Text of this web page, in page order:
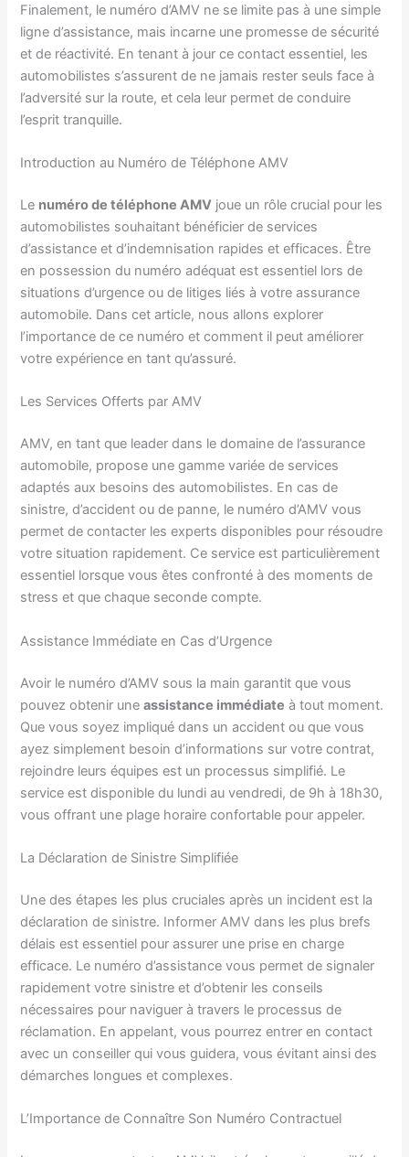
Finalement, le numéro d’AMV ne se limite pas à une simple
ligne d’assistance, mais incarne une promesse de sécurité
et de réactivité. En tenant à jour ce contact essentiel, les
automobilistes s’assurent de ne jamais rester seuls face à
l’adversité sur la route, et cela leur permet de conduire
l’esprit tranquille.
Introduction au Numéro de Téléphone AMV
Le numéro de téléphone AMV joue un rôle crucial pour les
automobilistes souhaitant bénéficier de services
d’assistance et d’indemnisation rapides et efficaces. Être
en possession du numéro adéquat est essentiel lors de
situations d’urgence ou de litiges liés à votre assurance
automobile. Dans cet article, nous allons explorer
l’importance de ce numéro et comment il peut améliorer
votre expérience en tant qu’assuré.
Les Services Offerts par AMV
AMV, en tant que leader dans le domaine de l’assurance
automobile, propose une gamme variée de services
adaptés aux besoins des automobilistes. En cas de
sinistre, d’accident ou de panne, le numéro d’AMV vous
permet de contacter les experts disponibles pour résoudre
votre situation rapidement. Ce service est particulièrement
essentiel lorsque vous êtes confronté à des moments de
stress et que chaque seconde compte.
Assistance Immédiate en Cas d’Urgence
Avoir le numéro d’AMV sous la main garantit que vous
pouvez obtenir uneassistance immédiate à tout moment.
Que vous soyez impliqué dans un accident ou que vous
ayez simplement besoin d’informations sur votre contrat,
rejoindre leurs équipes est un processus simplifié. Le
service est disponible du lundi au vendredi, de 9h à 18h30,
vous offrant une plage horaire confortable pour appeler.
La Déclaration de Sinistre Simplifiée
Une des étapes les plus cruciales après un incident est la
déclaration de sinistre. Informer AMV dans les plus brefs
délais est essentiel pour assurer une prise en charge
efficace. Le numéro d’assistance vous permet de signaler
rapidement votre sinistre et d’obtenir les conseils
nécessaires pour naviguer à travers le processus de
réclamation. En appelant, vous pourrez entrer en contact
avec un conseiller qui vous guidera, vous évitant ainsi des
démarches longues et complexes.
L’Importance de Connaître Son Numéro Contractuel